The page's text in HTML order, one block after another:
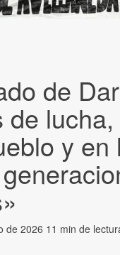
de
de
y en
de 2026 11 min de